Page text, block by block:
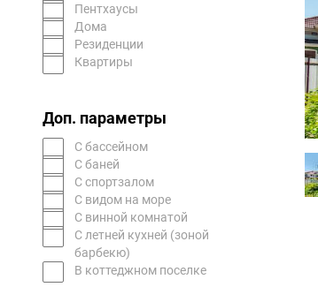
Пентхаусы
Дома
Резиденции
Квартиры
Доп. параметры
С бассейном
С баней
С спортзалом
С видом на море
С винной комнатой
С летней кухней (зоной
барбекю)
В коттеджном поселке